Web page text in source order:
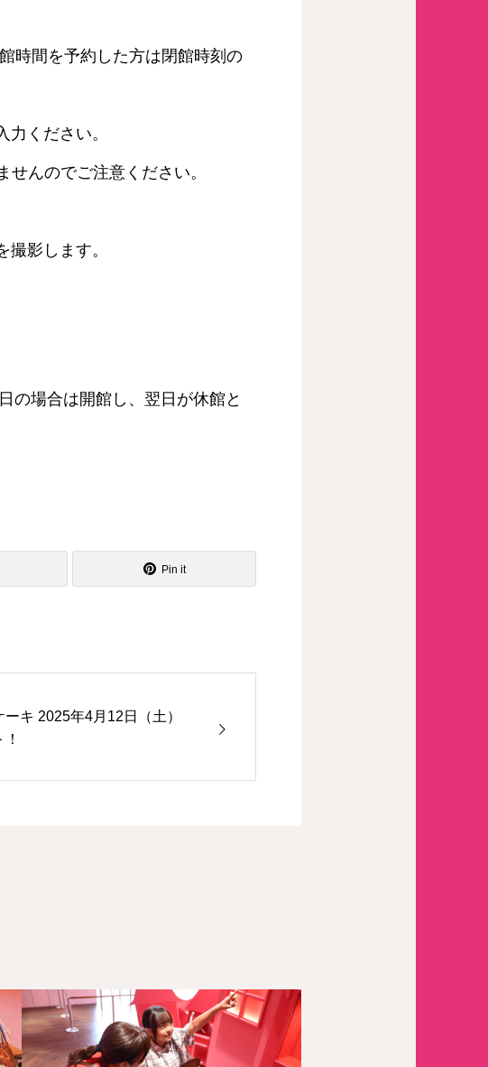
時間を予約した方は閉館時刻の
ください。
んのでご注意ください。
影します。
の場合は開館し、翌日が休館と
Pin it
キ 2025年4月12日（土）